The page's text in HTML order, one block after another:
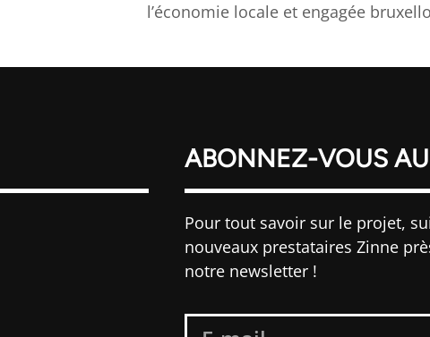
l’économie locale et engagée
ABONNEZ-VOUS
Pour tout savoir sur le projet,
nouveaux prestataires Zinne
notre newsletter !